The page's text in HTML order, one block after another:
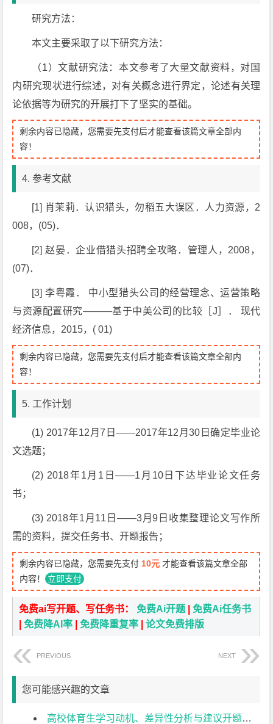
研究方法：
本文主要采取了以下研究方法：
（1）文献研究法：本文参考了大量文献资料，对国
内研究现状进行综述，对有关概念进行界定，论述有关理
论依据等为研究的开展打下了坚实的基础。
剩余内容已隐藏，您需要先支付后才能查看该篇文章全部内
容！
4. 参考文献
[1] 肖茉莉．认识猎头，勿稻五大误区．人力资源，2
008，(05)．
[2] 赵晏．企业借猎头招聘全攻略．管理人，2008，
(07)．
[3] 李粤霞． 中小型猎头公司的经营理念、运营策略
与资源配置研究———基于中美公司的比较［J］． 现代
经济信息，2015，( 01)
剩余内容已隐藏，您需要先支付后才能查看该篇文章全部内
容！
5. 工作计划
(1) 2017年12月7日——2017年12月30日确定毕业论
文选题；
(2) 2018年1月1日——1月10日下达毕业论文任务
书；
(3) 2018年1月11日——3月9日收集整理论文写作所
需的资料，提交任务书、开题报告；
剩余内容已隐藏，您需要先支付 10元 才能查看该篇文章全部
内容！ 立即支付
免费ai写开题、写任务书：免费Ai开题 |免费Ai任务书
|免费降AI率 |免费降重复率 |论文免费排版
PREVIOUS NEXT
您可能感兴趣的文章
高校体育生学习动机、差异性分析与建议开题报告